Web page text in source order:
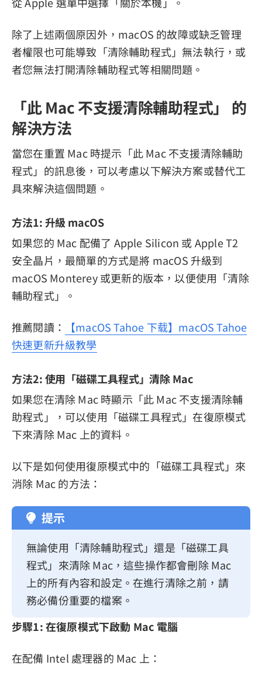
除了上述兩個原因外，macOS 的故障或缺乏管理
者權限也可能導致「清除輔助程式」無法執行，或
者您無法打開清除輔助程式等相關問題。
「此 Mac 不支援清除輔助程式」 的
解決方法
當您在重置 Mac 時提示「此 Mac 不支援清除輔助
程式」的訊息後，可以考慮以下解決方案或替代工
具來解決這個問題。
方法1: 升級 macOS
如果您的 Mac 配備了 Apple Silicon 或 Apple T2
安全晶片，最簡單的方式是將 macOS 升級到
macOS Monterey 或更新的版本，以便使用「清除
輔助程式」。
推薦閱讀：
【macOS Tahoe 下载】macOS Tahoe
快速更新升級教學
方法2: 使用「磁碟工具程式」清除 Mac
如果您在清除 Mac 時顯示「此 Mac 不支援清除輔
助程式」，可以使用「磁碟工具程式」在復原模式
下來清除 Mac 上的資料。
以下是如何使用復原模式中的「磁碟工具程式」來
消除 Mac 的方法：
提示
無論使用「清除輔助程式」還是「磁碟工具
程式」來清除 Mac，這些操作都會刪除 Mac
上的所有內容和設定。在進行清除之前，請
務必備份重要的檔案。
步驟1: 在復原模式下啟動 Mac 電腦
在配備 Intel 處理器的 Mac 上：